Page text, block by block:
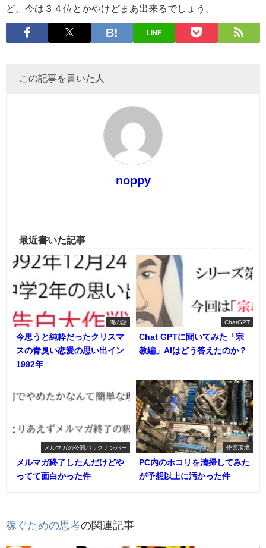
ど。今は３４位とかやけどまあ出来るでしょう。
LINE
この記事を書いた人
noppy
最近書いた記事
俺の話
今思うと純粋だったクリスマ
スの青臭い恋愛の思い出イン
1992年
ChatGPT
Chat GPTに聞いてみた「宗
教編」AIはどう答えたのか？
メルマガの公開バックナンバー
メルマガ終了したんだけどや
ってて面白かった件
作業環境
PC内のホコリを清掃してみた
が予想以上に汚かった件
稼ぐための思考の関連記事